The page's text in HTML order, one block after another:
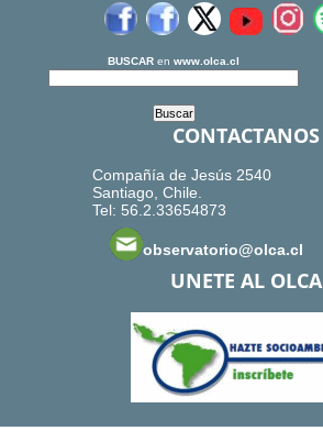
BUSCAR en www.olca.cl
CONTACTANOS
Compañía de Jesús 2540
Santiago, Chile.
Tel: 56.2.33654873
observatorio@olca.cl
UNETE AL OLCA